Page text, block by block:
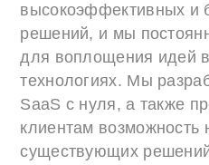
высокоэффективных и
решений, и мы
для воплощения идей
технологиях. Мы
SaaS с нуля, а также
клиентам возможность
существующих